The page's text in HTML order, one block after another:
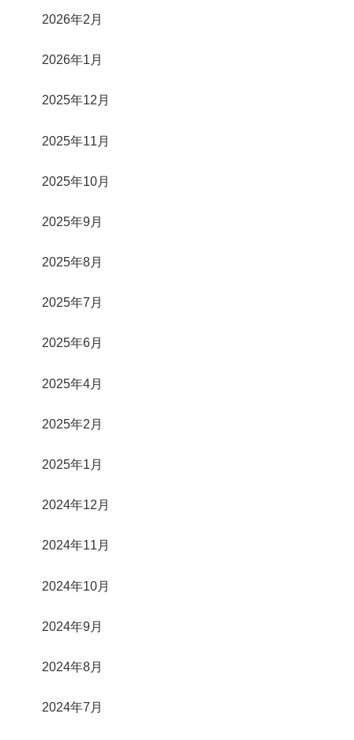
2026年2月
2026年1月
2025年12月
2025年11月
2025年10月
2025年9月
2025年8月
2025年7月
2025年6月
2025年4月
2025年2月
2025年1月
2024年12月
2024年11月
2024年10月
2024年9月
2024年8月
2024年7月